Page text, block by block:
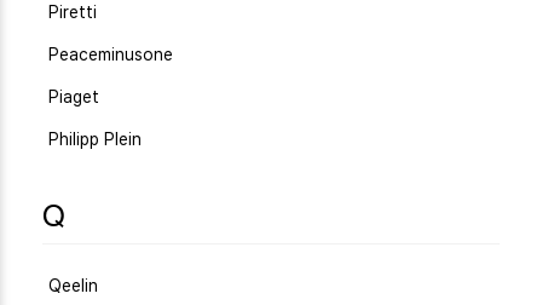
Piretti
Peaceminusone
Piaget
Philipp Plein
Q
Qeelin